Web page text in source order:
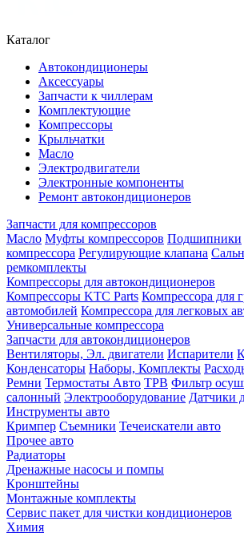
Каталог
Автокондиционеры
Аксессуары
Запчасти к чиллерам
Комплектующие
Компрессоры
Крыльчатки
Масло
Электродвигатели
Электронные компоненты
Ремонт автокондиционеров
Запчасти для компрессоров
Масло Муфты компрессоров Подшипники
компрессора Регулирующие клапана
ремкомплекты
Компрессоры для автокондиционеров
Компрессоры KTC Parts Компрессора для
автомобилей Компрессора для легковых
Универсальные компрессора
Запчасти для автокондиционеров
Вентиляторы, Эл. двигатели Испарители
Конденсаторы Наборы, Комплекты
Ремни Термостаты Авто ТРВ Фильтр
салонный Электрооборудование Датчики
Инструменты авто
Кримпер Съемники Течеискатели авто
Прочее авто
Радиаторы
Дренажные насосы и помпы
Кронштейны
Монтажные комплекты
Сервис пакет для чистки кондиционеров
Химия